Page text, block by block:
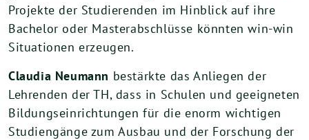
Projekte der Studierenden im Hinblick auf ihre
Bachelor oder Masterabschlüsse könnten win-win
Situationen erzeugen.
Claudia Neumann bestärkte das Anliegen der
Lehrenden der TH, dass in Schulen und geeigneten
Bildungseinrichtungen für die enorm wichtigen
Studiengänge zum Ausbau und der Forschung der